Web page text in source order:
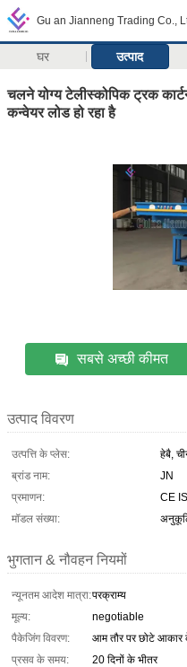
Gu an Jianneng Trading Co.,
घर उत्पाद
चलने योग्य टेलीस्कोपिक ट्रक
कन्वेयर लोड हो रहा है
सबसे अच्छी कीमत
उत्पाद विवरण
उत्पत्ति के प्लेस:
हेबै,
ब्रांड नाम:
JN
प्रमाणन:
CE
मॉडल संख्या:
भुगतान & नौवहन नियमों
न्यूनतम आदेश मात्रा:परक्राम्य
मूल्य:
negotiable
पैकेजिंग विवरण:
आम तौर पर छोटे आकार
प्रसव के समय:
20 दिनों के भीतर